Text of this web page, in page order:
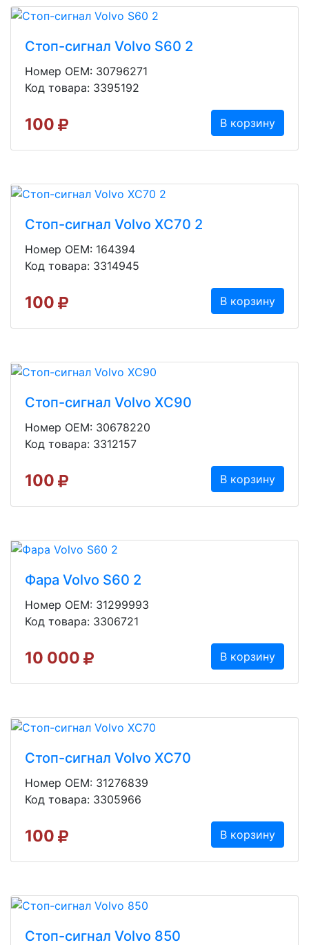
Стоп-сигнал Volvo S60 2
Номер OEM: 30796271
Код товара: 3395192
100 В корзину
Стоп-сигнал Volvo XC70 2
Номер OEM: 164394
Код товара: 3314945
100 В корзину
Стоп-сигнал Volvo XC90
Номер OEM: 30678220
Код товара: 3312157
100 В корзину
Фара Volvo S60 2
Номер OEM: 31299993
Код товара: 3306721
10 000 В корзину
Стоп-сигнал Volvo XC70
Номер OEM: 31276839
Код товара: 3305966
100 В корзину
Стоп-сигнал Volvo 850